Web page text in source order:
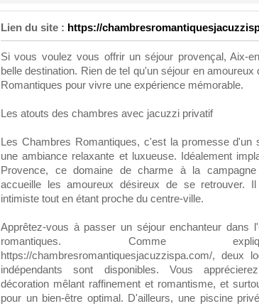
Lien du site : https://
Si vous voulez vous offrir un séjour provençal, Aix-
belle destination. Rien de tel qu'un séjour en
Romantiques pour vivre une expérience mémorable.
Les atouts des chambres avec jacuzzi privatif
Les Chambres Romantiques, c'est la promesse d'un
une ambiance relaxante et luxueuse. Idéalement
Provence, ce domaine de charme à la campagne
accueille les amoureux désireux de se retrouver.
intimiste tout en étant proche du centre-ville.
Apprêtez-vous à passer un séjour enchanteur dans
romantiques. Comme
https://chambresromantiquesjacuzzispa.com/, deux
indépendants sont disponibles. Vous
décoration mêlant raffinement et romantisme, et
pour un bien-être optimal. D'ailleurs, une piscine